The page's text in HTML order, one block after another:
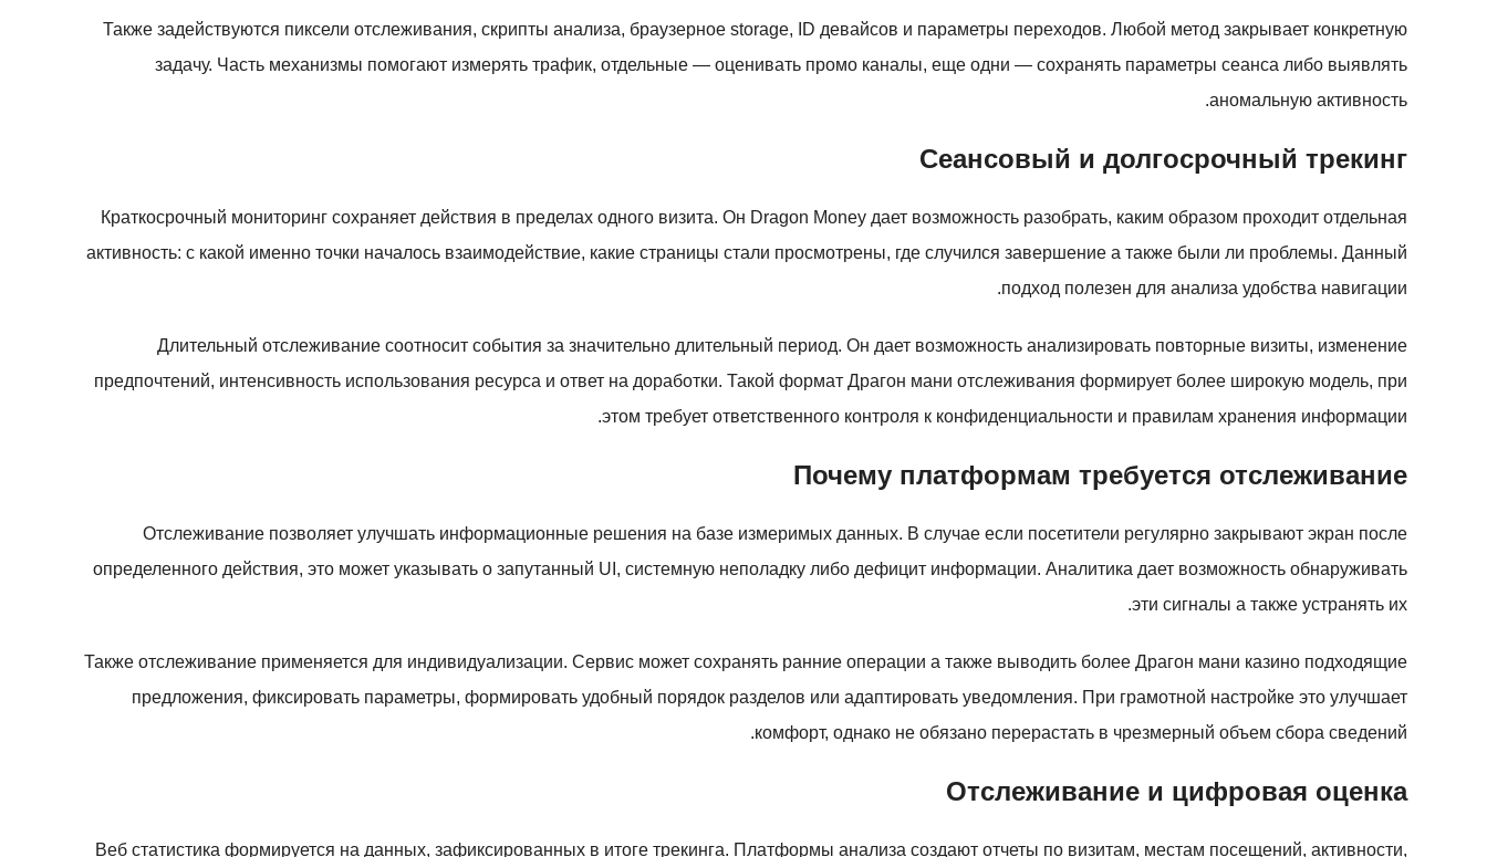
Также задействуются пиксели отслеживания, скрипты анализа, браузерное storage, ID девайсов и параметры переходов. Любой метод закрывает конкретную
задачу. Часть механизмы помогают измерять трафик, отдельные — оценивать промо каналы, еще одни — сохранять параметры сеанса либо выявлять
аномальную активность.
Сеансовый и долгосрочный трекинг
Краткосрочный мониторинг сохраняет действия в пределах одного визита. Он Dragon Money дает возможность разобрать, каким образом проходит отдельная
активность: с какой именно точки началось взаимодействие, какие страницы стали просмотрены, где случился завершение а также были ли проблемы. Данный
подход полезен для анализа удобства навигации.
Длительный отслеживание соотносит события за значительно длительный период. Он дает возможность анализировать повторные визиты, изменение
предпочтений, интенсивность использования ресурса и ответ на доработки. Такой формат Драгон мани отслеживания формирует более широкую модель, при
этом требует ответственного контроля к конфиденциальности и правилам хранения информации.
Почему платформам требуется отслеживание
Отслеживание позволяет улучшать информационные решения на базе измеримых данных. В случае если посетители регулярно закрывают экран после
определенного действия, это может указывать о запутанный UI, системную неполадку либо дефицит информации. Аналитика дает возможность обнаруживать
эти сигналы а также устранять их.
Также отслеживание применяется для индивидуализации. Сервис может сохранять ранние операции а также выводить более Драгон мани казино подходящие
предложения, фиксировать параметры, формировать удобный порядок разделов или адаптировать уведомления. При грамотной настройке это улучшает
комфорт, однако не обязано перерастать в чрезмерный объем сбора сведений.
Отслеживание и цифровая оценка
Веб статистика формируется на данных, зафиксированных в итоге трекинга. Платформы анализа создают отчеты по визитам, местам посещений, активности,